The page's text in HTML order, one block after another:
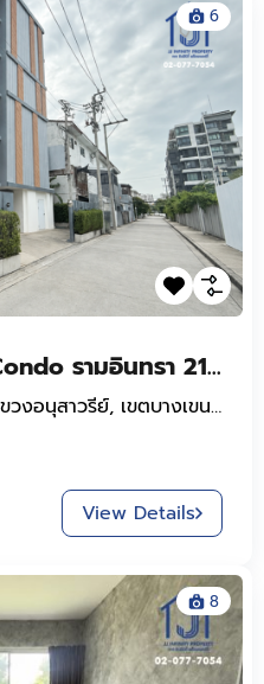
6
ขายคอนโด Magnix Condo รามอินทรา 21 สุขาภิบาล2 ใกล้ MRT สถานีลาดปลาเค้า
ซอยรามอินทรา 19 แยก 4, แขวงอนุสาวรีย์, เขตบางเขน, กรุงเทพมหานคร, 10220, ประเทศไทย
View Details
8